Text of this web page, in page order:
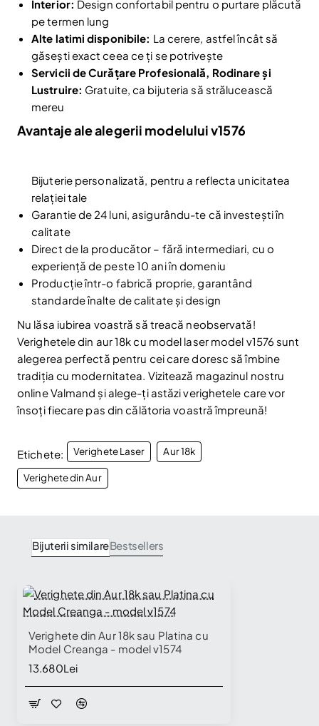
Reduceri și noutăți doar pentru abonați
Fii la curent cu noutățile și promoțiile abonându-te
la newsletter-ul nostru.
Email
Abonare
Am citit și sunt de acord cu
Nu mai afișa.
Interior: Design confortabil pentru o purtare plăcută
pe termen lung
Alte latimi disponibile: La cerere, astfel încât să
găsești exact ceea ce ți se potrivește
Servicii de Curățare Profesională, Rodinare și
Lustruire: Gratuite, ca bijuteria să strălucească
mereu
Avantaje ale alegerii modelului v1576
Bijuterie personalizată, pentru a reflecta unicitatea
relației tale
Garantie de 24 luni, asigurându-te că investești în
calitate
Direct de la producător – fără intermediari, cu o
experiență de peste 10 ani în domeniu
Producție într-o fabrică proprie, garantând
standarde înalte de calitate și design
Nu lăsa iubirea voastră să treacă neobservată!
Verighetele din aur 18k cu model laser model v1576 sunt
alegerea perfectă pentru cei care doresc să îmbine
tradiția cu modernitatea. Vizitează magazinul nostru
online Valmand și alege-ți astăzi verighetele care vor
însoți fiecare pas din călătoria voastră împreună!
Etichete: Verighete Laser Aur 18k
Verighete din Aur
Bijuterii similareBestsellers
Verighete din Aur 18k sau Platina cu
Model Creanga - model v1574
13.680Lei